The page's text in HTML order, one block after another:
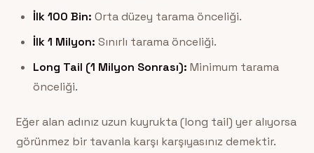
İlk 100 Bin: Orta düzey tarama önceliği.
İlk 1 Milyon: Sınırlı tarama önceliği.
Long Tail (1 Milyon Sonrası): Minimum tarama
önceliği.
Eğer alan adınız uzun kuyrukta (long tail) yer alıyorsa
görünmez bir tavanla karşı karşıyasınız demektir.